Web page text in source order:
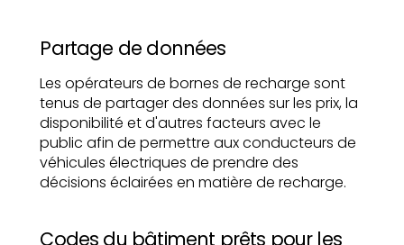
Partage de données
Les opérateurs de bornes de recharge sont
tenus de partager des données sur les prix, la
disponibilité et d'autres facteurs avec le
public afin de permettre aux conducteurs de
véhicules électriques de prendre des
décisions éclairées en matière de recharge.
Codes du bâtiment prêts pour les